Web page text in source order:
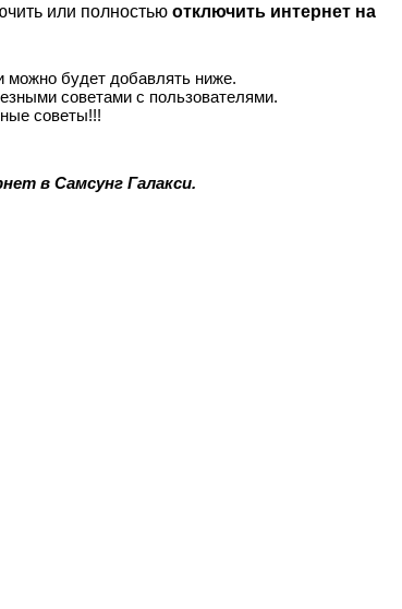
или полностью отключить интернет на
будет добавлять ниже.
советами с пользователями.
советы!!!
в Самсунг Галакси.